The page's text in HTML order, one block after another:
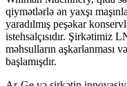
qiymətlərlə ən yaxşı
yaradılmış peşəkar
istehsalçısıdır. Şirkətimiz
məhsulların aşkarlanması
başlamışdır.